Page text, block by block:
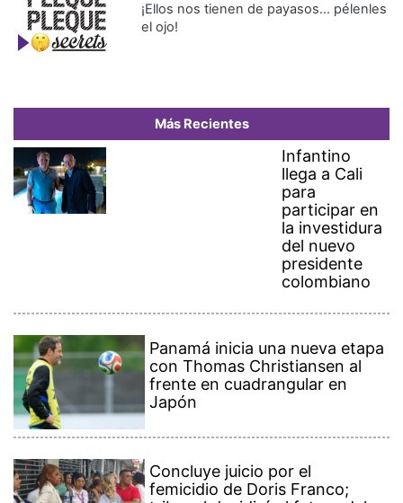
¡Ellos nos tienen de payasos… pélenles
el ojo!
Más Recientes
Infantino
llega a Cali
para
participar en
la investidura
del nuevo
presidente
colombiano
Panamá inicia una nueva etapa
con Thomas Christiansen al
frente en cuadrangular en
Japón
Concluye juicio por el
femicidio de Doris Franco;